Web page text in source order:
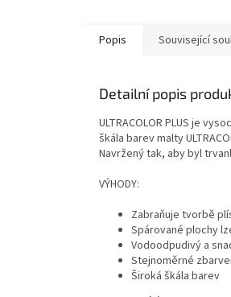
Popis Související
Detailní popis
ULTRACOLOR PLUS je
škála barev malty
Navržený tak, aby byl
VÝHODY:
Zabraňuje tvorbě
Spárované plochy
Vodoodpudivý a
Stejnoměrné
Široká škála barev